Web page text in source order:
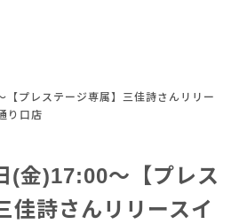
プレステージ専属】三佳詩さんリリー
り口店
(金)17:00～【プレス
佳詩さんリリースイ